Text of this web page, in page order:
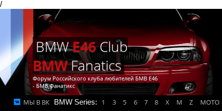
/
BMWE46Club
BMWFanatics
Форум Российского клуба любителей БМВ Е46
- БМВ Фанатикс
МЫ В ВК BMW Series: 1 3 5 6 7 8 X M Z
MOTO